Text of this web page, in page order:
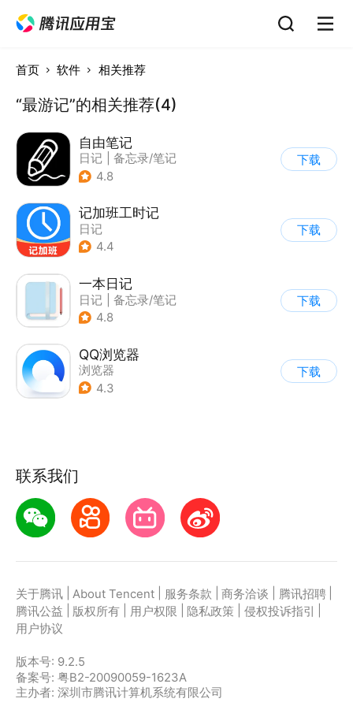
首页 软件 相关推荐
“最游记”的相关推荐(4)
自由笔记
日记
备忘录/笔记
4.8
下载
记加班工时记
日记
4.4
下载
一本日记
日记
备忘录/笔记
4.8
下载
QQ浏览器
浏览器
4.3
下载
联系我们
关于腾讯 About Tencent 服务条款 商务洽谈 腾讯招聘
腾讯公益
版权所有 用户权限 隐私政策 侵权投诉指引
用户协议
版本号: 9.2.5
备案号: 粤B2-20090059-1623A
主办者: 深圳市腾讯计算机系统有限公司